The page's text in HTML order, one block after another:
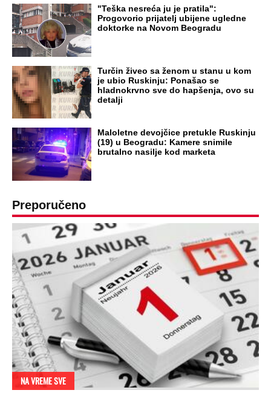
"Teška nesreća ju je pratila":
Progovorio prijatelj ubijene ugledne
doktorke na Novom Beogradu
Turčin živeo sa ženom u stanu u kom
je ubio Ruskinju: Ponašao se
hladnokrvno sve do hapšenja, ovo su
detalji
Maloletne devojčice pretukle Ruskinju
(19) u Beogradu: Kamere snimile
brutalno nasilje kod marketa
Preporučeno
NA VREME SVE